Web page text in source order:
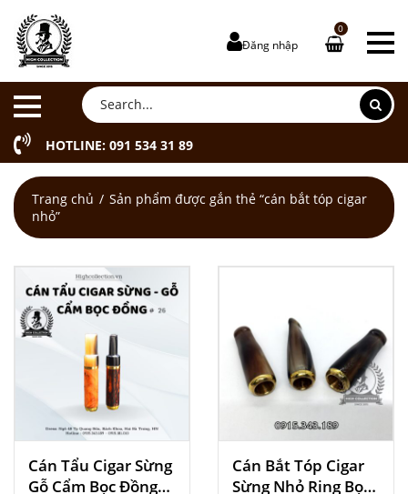
Đăng nhập
0
HOTLINE: 091 534 31 89
Trang chủ
Sản phẩm được gắn thẻ “cán bắt tóp cigar
nhỏ”
Cán Tẩu Cigar Sừng
Gỗ Cẩm Bọc Đồng
Cán Bắt Tóp Cigar
Sừng Nhỏ Ring Bọc